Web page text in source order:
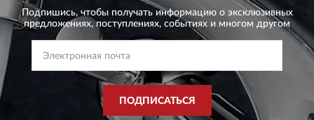
Подпишись, чтобы получать информацию о эксклюзивных
предложениях, поступлениях, событиях и многом другом
ПОДПИСАТЬСЯ